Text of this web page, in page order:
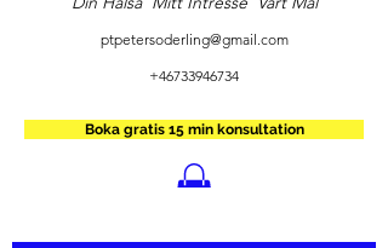
ptpetersoderling@gmail.com
+46733946734
Boka gratis 15 min konsultation